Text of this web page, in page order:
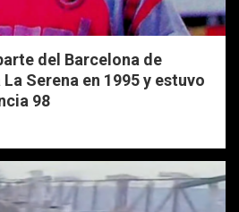
del Barcelona de
Serena en 1995 y estuvo
98